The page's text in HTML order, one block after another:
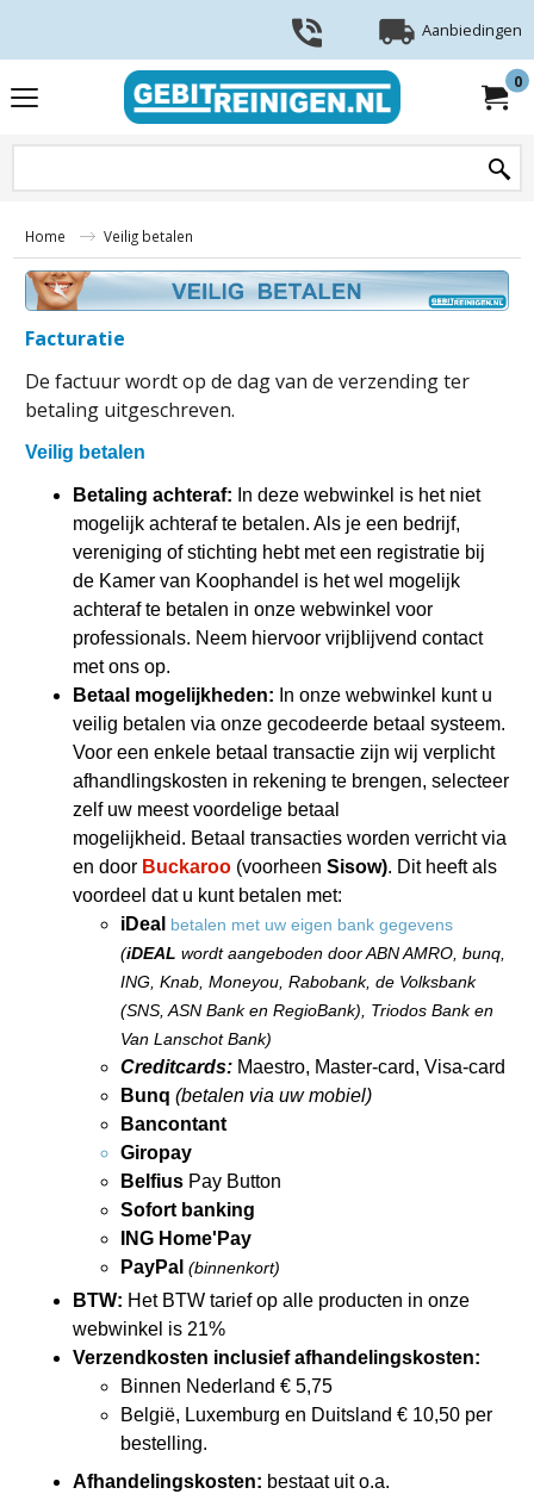
Aanbiedingen
0
Home Veilig betalen
Facturatie
De factuur wordt op de dag van de verzending ter
betaling uitgeschreven.
Veilig betalen
Betaling achteraf: In deze webwinkel is het niet
mogelijk achteraf te betalen. Als je een bedrijf,
vereniging of stichting hebt met een registratie bij
de Kamer van Koophandel is het wel mogelijk
achteraf te betalen in onze webwinkel voor
professionals. Neem hiervoor vrijblijvend contact
met ons op.
Betaal mogelijkheden: In onze webwinkel kunt u
veilig betalen via onze gecodeerde betaal systeem.
Voor een enkele betaal transactie zijn wij verplicht
afhandlingskosten in rekening te brengen, selecteer
zelf uw meest voordelige betaal
mogelijkheid. Betaal transacties worden verricht via
en door Buckaroo (voorheen Sisow). Dit heeft als
voordeel dat u kunt betalen met:
iDeal betalen met uw eigen bank gegevens
(iDEAL wordt aangeboden door ABN AMRO, bunq,
ING, Knab, Moneyou, Rabobank, de Volksbank
(SNS, ASN Bank en RegioBank), Triodos Bank en
Van Lanschot Bank)
Creditcards: Maestro, Master-card, Visa-card
Bunq (betalen via uw mobiel)
Bancontant
Giropay
Belfius Pay Button
Sofort banking
ING Home'Pay
PayPal (binnenkort)
BTW: Het BTW tarief op alle producten in onze
webwinkel is 21%
Verzendkosten inclusief afhandelingskosten:
Binnen Nederland € 5,75
België, Luxemburg en Duitsland € 10,50 per
bestelling.
Afhandelingskosten: bestaat uit o.a.